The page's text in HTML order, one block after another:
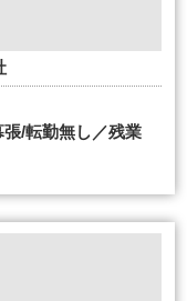
/転勤無し／残業